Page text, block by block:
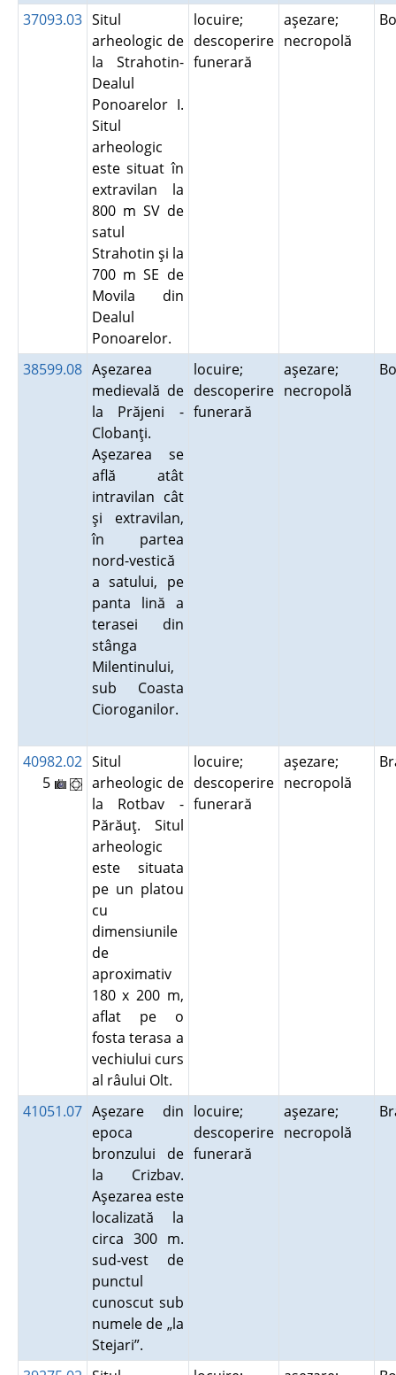
37093.03 Situl
arheologic de
la Strahotin-
Dealul
Ponoarelor I.
Situl
arheologic
este situat în
extravilan la
800 m SV de
satul
Strahotin şi la
700 m SE de
Movila din
Dealul
Ponoarelor.
locuire;
descoperire
funerară
aşezare;
necropolă
38599.08 Aşezarea
medievală de
la Prăjeni -
Clobanţi.
Aşezarea se
află atât
intravilan cât
şi extravilan,
în partea
nord-vestică
a satului, pe
panta lină a
terasei din
stânga
Milentinului,
sub Coasta
Cioroganilor.
locuire;
descoperire
funerară
aşezare;
necropolă
40982.02
5
Situl
arheologic de
la Rotbav -
Părăuţ. Situl
arheologic
este situata
pe un platou
cu
dimensiunile
de
aproximativ
180 x 200 m,
aflat pe o
fosta terasa a
vechiului curs
al râului Olt.
locuire;
descoperire
funerară
aşezare;
necropolă
41051.07 Aşezare din
epoca
bronzului de
la Crizbav.
Aşezarea este
localizată la
circa 300 m.
sud-vest de
punctul
cunoscut sub
numele de „la
Stejari”.
locuire;
descoperire
funerară
aşezare;
necropolă